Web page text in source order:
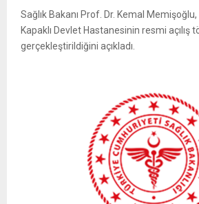
Sağlık Bakanı Prof. Dr. Kemal
Kapaklı Devlet Hastanesinin resmi açılış
gerçekleştirildiğini açıkladı.